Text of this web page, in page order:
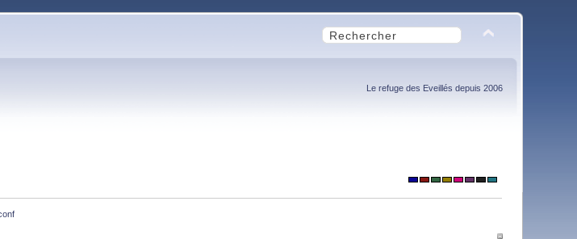
Le refuge des Eveillés depuis 2006